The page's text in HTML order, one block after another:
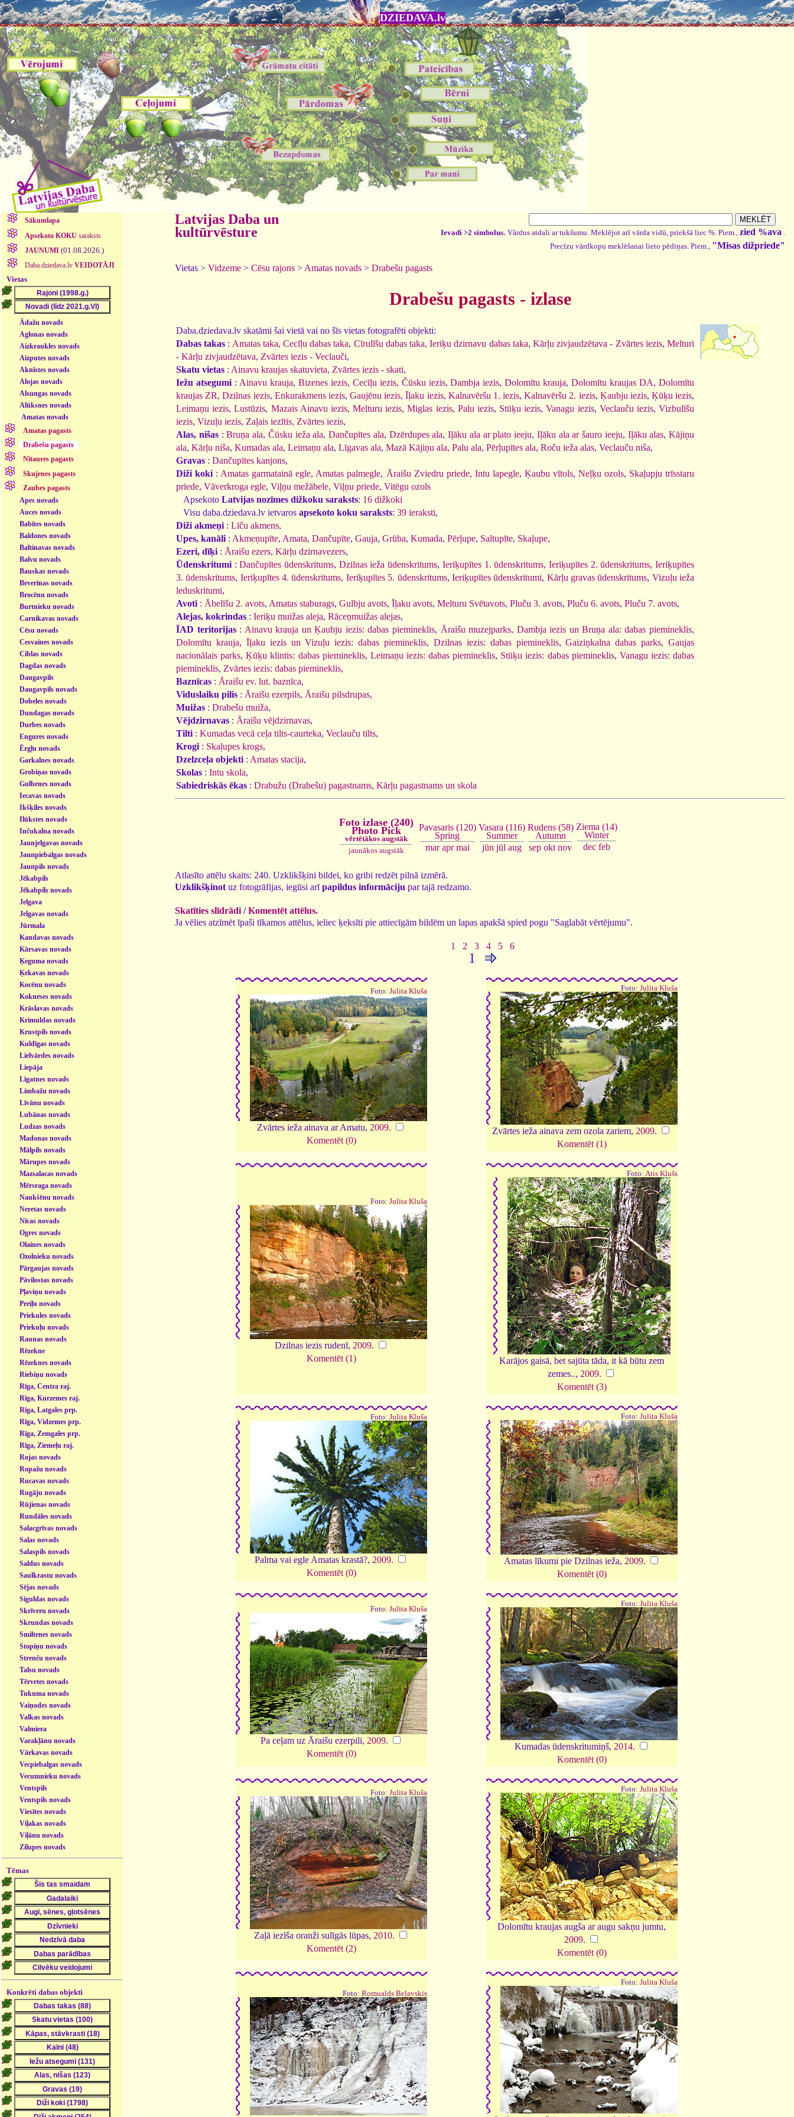
DZIEDAVA.lv
Sākumlapa
Apsekoto KOKUsaraksts
JAUNUMI (01.08.2026.)
Daba.dziedava.lv VEIDOTĀJI
Vietas
Ādažu novads
Aglonas novads
Aizkraukles novads
Aizputes novads
Aknīstes novads
Alojas novads
Alsungas novads
Alūksnes novads
Amatas novads
Amatas pagasts
Drabešu pagasts
Nītaures pagasts
Skujenes pagasts
Zaubes pagasts
Apes novads
Auces novads
Babītes novads
Baldones novads
Baltinavas novads
Balvu novads
Bauskas novads
Beverīnas novads
Brocēnu novads
Burtnieku novads
Carnikavas novads
Cēsu novads
Cesvaines novads
Ciblas novads
Dagdas novads
Daugavpils
Daugavpils novads
Dobeles novads
Dundagas novads
Durbes novads
Engures novads
Ērgļu novads
Garkalnes novads
Grobiņas novads
Gulbenes novads
Iecavas novads
Ikšķiles novads
Ilūkstes novads
Inčukalna novads
Jaunjelgavas novads
Jaunpiebalgas novads
Jaunpils novads
Jēkabpils
Jēkabpils novads
Jelgava
Jelgavas novads
Jūrmala
Kandavas novads
Kārsavas novads
Ķeguma novads
Ķekavas novads
Kocēnu novads
Kokneses novads
Krāslavas novads
Krimuldas novads
Krustpils novads
Kuldīgas novads
Lielvārdes novads
Liepāja
Līgatnes novads
Limbažu novads
Līvānu novads
Lubānas novads
Ludzas novads
Madonas novads
Mālpils novads
Mārupes novads
Mazsalacas novads
Mērsraga novads
Naukšēnu novads
Neretas novads
Nīcas novads
Ogres novads
Olaines novads
Ozolnieku novads
Pārgaujas novads
Pāvilostas novads
Pļaviņu novads
Preiļu novads
Priekules novads
Priekuļu novads
Raunas novads
Rēzekne
Rēzeknes novads
Riebiņu novads
Rīga, Centra raj.
Rīga, Kurzemes raj.
Rīga, Latgales prp.
Rīga, Vidzemes prp.
Rīga, Zemgales prp.
Rīga, Ziemeļu raj.
Rojas novads
Ropažu novads
Rucavas novads
Rugāju novads
Rūjienas novads
Rundāles novads
Salacgrīvas novads
Salas novads
Salaspils novads
Saldus novads
Saulkrastu novads
Sējas novads
Siguldas novads
Skrīveru novads
Skrundas novads
Smiltenes novads
Stopiņu novads
Strenču novads
Talsu novads
Tērvetes novads
Tukuma novads
Vaiņodes novads
Valkas novads
Valmiera
Varakļānu novads
Vārkavas novads
Vecpiebalgas novads
Vecumnieku novads
Ventspils
Ventspils novads
Viesītes novads
Viļakas novads
Viļānu novads
Zilupes novads
Tēmas
Konkrēti dabas objekti
Latvijas Daba un
kultūrvēsture
Ievadi >2 simbolus. Vārdus atdali ar tukšumu. Meklējot arī vārda vidū, priekšā liec %. Piem., zied %ava .
Precīzu vārdkopu meklēšanai lieto pēdiņas. Piem., "Misas dižpriede"
Vietas > Vidzeme > Cēsu rajons > Amatas novads > Drabešu pagasts
Drabešu pagasts - izlase
Daba.dziedava.lv skatāmi šai vietā vai no šīs vietas fotografēti objekti:
Dabas takas : Amatas taka,Cecīļu dabas taka, Cīrulīšu dabas taka,Ieriķu dzirnavu dabas taka,Kārļu zivjaudzētava - Zvārtes iezis,Melturi
- Kārļu zivjaudzētava, Zvārtes iezis - Veclauči,
Skatu vietas : Ainavu kraujas skatuvieta, Zvārtes iezis - skati,
Iežu atsegumi: Ainavu krauja, Bizenes iezis, Cecīļu iezis, Čūsku iezis,Dambja iezis,Dolomītu krauja,Dolomītu kraujas DA,Dolomītu
kraujas ZR,Dzilnas iezis, Enkurakmens iezis,Gaujēnu iezis,Īļaku iezis, Kalnavēršu 1. iezis,Kalnavēršu 2. iezis, Ķaubju iezis,Ķūķu iezis,
Leimaņu iezis,Lustūzis, Mazais Ainavu iezis,Melturu iezis,Miglas iezis, Palu iezis, Stūķu iezis,Vanagu iezis, Veclauču iezis,Vizbulīšu
iezis, Vizuļu iezis, Zaļais iezītis, Zvārtes iezis,
Alas, nišas:Bruņa ala, Čūsku ieža ala, Dančupītes ala, Dzērdupes ala, Iļāku ala ar plato ieeju, Iļāku ala ar šauro ieeju, Iļāku alas, Kājiņu
ala, Kārļu niša, Kumadas ala, Leimaņu ala, Līgavas ala, Mazā Kājiņu ala, Palu ala, Pērļupītes ala, Roču ieža alas, Veclauču niša,
Gravas : Dančupītes kanjons,
Diži koki : Amatas garmatainā egle, Amatas palmegle, Āraišu Zviedru priede, Intu lapegle, Ķaubu vītols, Neļķu ozols, Skaļupju trīsstaru
priede, Vāverkroga egle, Viļņu mežābele, Viļņu priede, Vitēgu ozols
Apsekoto Latvijas nozīmes dižkoku saraksts: 16 dižkoki
Visu daba.dziedava.lv ietvaros apsekoto koku saraksts: 39 ieraksti,
Diži akmeņi : Līču akmens,
Upes, kanāli : Akmeņupīte, Amata, Dančupīte, Gauja, Grūba, Kumada, Pērļupe, Saltupīte, Skaļupe,
Ezeri, dīķi : Āraišu ezers, Kārļu dzirnavezers,
Ūdenskritumi :Dančupītes ūdenskritums, Dzilnas ieža ūdenskritums, Ieriķupītes 1. ūdenskritums, Ieriķupītes 2. ūdenskritums,Ieriķupītes
3. ūdenskritums, Ieriķupītes 4. ūdenskritums, Ieriķupītes 5. ūdenskritums, Ieriķupītes ūdenskritumi, Kārļu gravas ūdenskritums, Vizuļu ieža
leduskritumi,
Avoti : Ābelīšu 2. avots, Amatas staburags, Gulbju avots, Īļaku avots, Melturu Svētavots, Pluču 3. avots, Pluču 6. avots, Pluču 7. avots,
Alejas, kokrindas : Ieriķu muižas aleja, Rāceņmuižas alejas,
ĪAD teritorijas: Ainavu krauja un Ķaubju iezis: dabas piemineklis, Āraišu muzejparks, Dambja iezis un Bruņa ala: dabas piemineklis,
Dolomītu krauja, Īļaku iezis un Vizuļu iezis: dabas piemineklis, Dzilnas iezis: dabas piemineklis,Gaiziņkalna dabas parks, Gaujas
nacionālais parks,Ķūķu klintis: dabas piemineklis, Leimaņu iezis: dabas piemineklis, Stūķu iezis: dabas piemineklis, Vanagu iezis: dabas
piemineklis, Zvārtes iezis: dabas piemineklis,
Baznīcas : Āraišu ev. lut. baznīca,
Viduslaiku pilis : Āraišu ezerpils, Āraišu pilsdrupas,
Muižas : Drabešu muiža,
Vējdzirnavas : Āraišu vējdzirnavas,
Tilti : Kumadas vecā ceļa tilts-caurteka, Veclauču tilts,
Krogi : Skaļupes krogs,
Dzelzceļa objekti : Amatas stacija,
Skolas : Intu skola,
Sabiedriskās ēkas : Drabužu (Drabešu) pagastnams, Kārļu pagastnams un skola
Foto izlase (240)
Photo Pick
vērtētākos augstāk
jaunākos augstāk
Pavasaris (120)
Spring
mar apr mai
Vasara (116)
Summer
jūn jūl aug
Rudens (58)
Autumn
sep okt nov
Ziema (14)
Winter
dec feb
Atlasīto attēlu skaits: 240. Uzklikšķini bildei, ko gribi redzēt pilnā izmērā.
Uzklikšķinot uz fotogrāfijas, iegūsi arīpapildus informāciju par tajā redzamo.
Skatīties slīdrādi /Komentēt attēlus.
Ja vēlies atzīmēt īpaši tīkamos attēlus, ieliec ķeksīti pie attiecīgām bildēm un lapas apakšā spied pogu "Saglabāt vērtējumu".
1 2 3 4 5 6
1
Foto: Julita Kluša
Zvārtes ieža ainava ar Amatu, 2009.
Komentēt (0)
Foto: Julita Kluša
Zvārtes ieža ainava zem ozola zariem, 2009.
Komentēt (1)
Foto: Julita Kluša
Dzilnas iezis rudenī, 2009.
Komentēt (1)
Foto: Atis Klušs
Karājos gaisā, bet sajūta tāda, it kā būtu zem
zemes.., 2009.
Komentēt (3)
Foto: Julita Kluša
Palma vai egle Amatas krastā?, 2009.
Komentēt (0)
Foto: Julita Kluša
Amatas līkumi pie Dzilnas ieža, 2009.
Komentēt (0)
Foto: Julita Kluša
Pa ceļam uz Āraišu ezerpili, 2009.
Komentēt (0)
Foto: Julita Kluša
Kumadas ūdenskritumiņš, 2014.
Komentēt (0)
Foto: Julita Kluša
Zaļā iezīša oranži sulīgās lūpas, 2010.
Komentēt (2)
Foto: Julita Kluša
Dolomītu kraujas augša ar augu sakņu jumtu,
2009.
Komentēt (0)
Foto: Romualds Beļavskis
Foto: Julita Kluša